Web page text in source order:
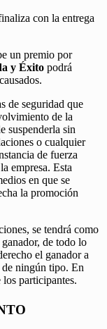
con la entrega
un premio por
y Éxito podrá
de seguridad que
de la
suspenderla sin
o cualquier
de fuerza
empresa. Esta
en que se
la promoción
se tendrá como
de todo lo
el ganador a
ningún tipo. En
los participantes.